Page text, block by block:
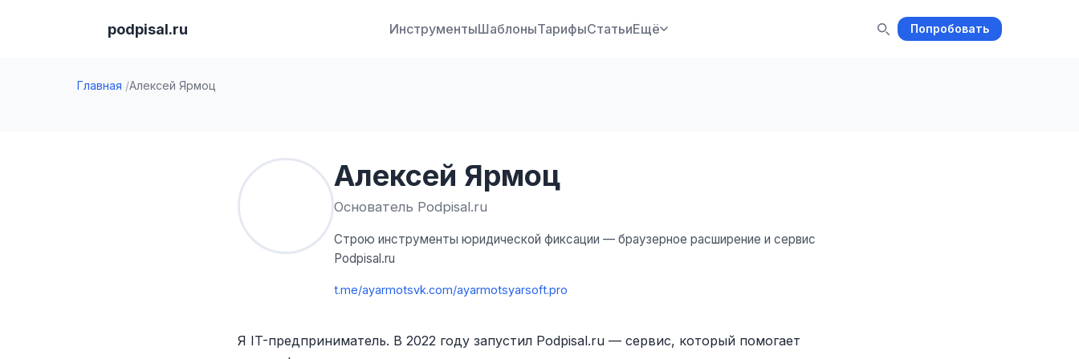
podpisal.ru ИнструментыШаблоныТарифыСтатьиЕщё Попробовать
Главная Алексей Ярмоц
Алексей Ярмоц
Основатель Podpisal.ru
Строю инструменты юридической фиксации — браузерное расширение и сервис
Podpisal.ru
t.me/ayarmotsvk.com/ayarmotsyarsoft.pro
Я IT-предприниматель. В 2022 году запустил Podpisal.ru — сервис, который помогает